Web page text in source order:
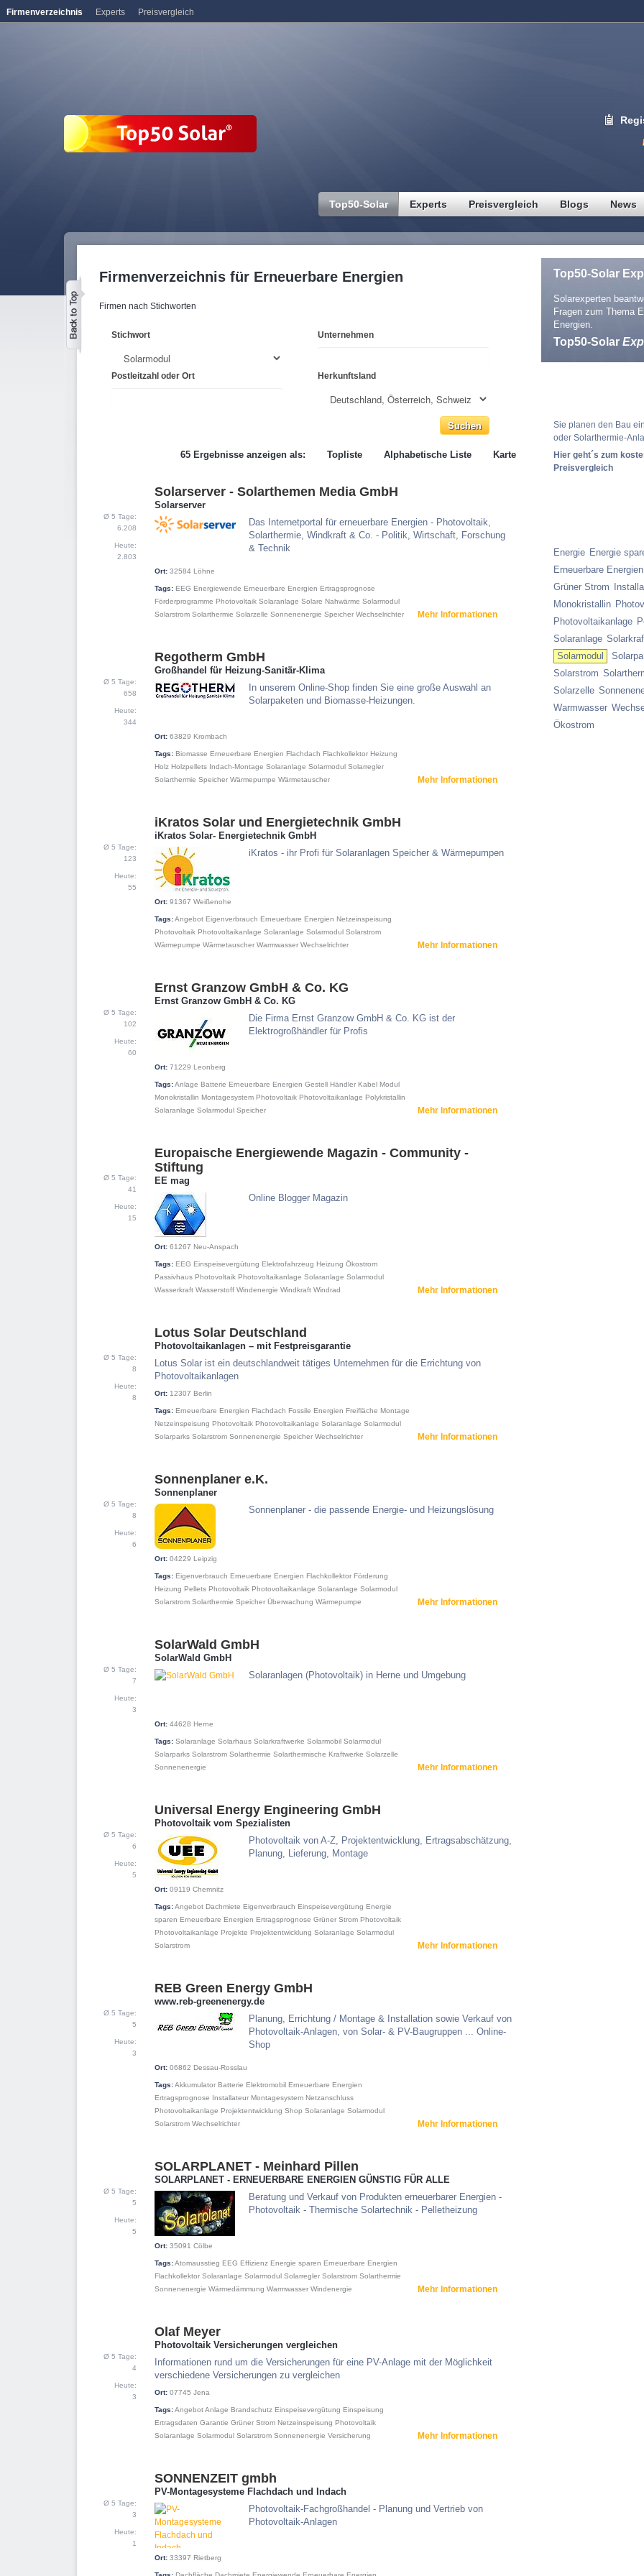
Top50-Solar Experts Preisvergleich Blogs News
Firmenverzeichnis für Erneuerbare Energien
Firmen nach Stichworten
Stichwort Unternehmen
Postleitzahl oder Ort Herkunftsland
65 Ergebnisse anzeigen als: Topliste Alphabetische Liste Karte
Ø 5 Tage:
6.208
Heute:
2.803
Solarserver - Solarthemen Media GmbH
Solarserver
Das Internetportal für erneuerbare Energien - Photovoltaik,
Solarthermie, Windkraft & Co. - Politik, Wirtschaft, Forschung
& Technik
Ort: 32584 Löhne
Tags: EEG Energiewende Erneuerbare Energien Ertragsprognose
Förderprogramme Photovoltaik Solaranlage Solare Nahwärme Solarmodul
Solarstrom Solarthermie Solarzelle Sonnenenergie Speicher Wechselrichter Mehr Informationen
Ø 5 Tage:
658
Heute:
344
Regotherm GmbH
Großhandel für Heizung-Sanitär-Klima
In unserem Online-Shop finden Sie eine große Auswahl an
Solarpaketen und Biomasse-Heizungen.
Ort: 63829 Krombach
Tags: Biomasse Erneuerbare Energien Flachdach Flachkollektor Heizung
Holz Holzpellets Indach-Montage Solaranlage Solarmodul Solarregler
Solarthermie Speicher Wärmepumpe Wärmetauscher Mehr Informationen
Ø 5 Tage:
123
Heute:
55
iKratos Solar und Energietechnik GmbH
iKratos Solar- Energietechnik GmbH
iKratos - ihr Profi für Solaranlagen Speicher & Wärmepumpen
Ort: 91367 Weißenohe
Tags:Angebot Eigenverbrauch Erneuerbare Energien Netzeinspeisung
Photovoltaik Photovoltaikanlage Solaranlage Solarmodul Solarstrom
Wärmepumpe Wärmetauscher Warmwasser Wechselrichter Mehr Informationen
Ø 5 Tage:
102
Heute:
60
Ernst Granzow GmbH & Co. KG
Ernst Granzow GmbH & Co. KG
Die Firma Ernst Granzow GmbH & Co. KG ist der
Elektrogroßhändler für Profis
Ort: 71229 Leonberg
Tags:Anlage Batterie Erneuerbare Energien Gestell Händler Kabel Modul
Monokristallin Montagesystem Photovoltaik Photovoltaikanlage Polykristallin
Solaranlage Solarmodul Speicher Mehr Informationen
Ø 5 Tage:
41
Heute:
15
Europaische Energiewende Magazin - Community -
Stiftung
EE mag
Online Blogger Magazin
Ort: 61267 Neu-Anspach
Tags: EEG Einspeisevergütung Elektrofahrzeug Heizung Ökostrom
Passivhaus Photovoltaik Photovoltaikanlage Solaranlage Solarmodul
Wasserkraft Wasserstoff Windenergie Windkraft Windrad Mehr Informationen
Ø 5 Tage:
8
Heute:
8
Lotus Solar Deutschland
Photovoltaikanlagen – mit Festpreisgarantie
Lotus Solar ist ein deutschlandweit tätiges Unternehmen für die Errichtung von
Photovoltaikanlagen
Ort: 12307 Berlin
Tags: Erneuerbare Energien Flachdach Fossile Energien Freifläche Montage
Netzeinspeisung Photovoltaik Photovoltaikanlage Solaranlage Solarmodul
Solarparks Solarstrom Sonnenenergie Speicher Wechselrichter Mehr Informationen
Ø 5 Tage:
8
Heute:
6
Sonnenplaner e.K.
Sonnenplaner
Sonnenplaner - die passende Energie- und Heizungslösung
Ort: 04229 Leipzig
Tags: Eigenverbrauch Erneuerbare Energien Flachkollektor Förderung
Heizung Pellets Photovoltaik Photovoltaikanlage Solaranlage Solarmodul
Solarstrom Solarthermie Speicher Überwachung Wärmepumpe Mehr Informationen
Ø 5 Tage:
7
Heute:
3
SolarWald GmbH
SolarWald GmbH
Solaranlagen (Photovoltaik) in Herne und Umgebung
Ort: 44628 Herne
Tags: Solaranlage Solarhaus Solarkraftwerke Solarmobil Solarmodul
Solarparks Solarstrom Solarthermie Solarthermische Kraftwerke Solarzelle
Sonnenenergie
Mehr Informationen
Ø 5 Tage:
6
Heute:
5
Universal Energy Engineering GmbH
Photovoltaik vom Spezialisten
Photovoltaik von A-Z, Projektentwicklung, Ertragsabschätzung,
Planung, Lieferung, Montage
Ort: 09119 Chemnitz
Tags:Angebot Dachmiete Eigenverbrauch Einspeisevergütung Energie
sparen Erneuerbare Energien Ertragsprognose Grüner Strom Photovoltaik
Photovoltaikanlage Projekte Projektentwicklung Solaranlage Solarmodul
Solarstrom
Mehr Informationen
Ø 5 Tage:
5
Heute:
3
REB Green Energy GmbH
www.reb-greenenergy.de
Planung, Errichtung / Montage & Installation sowie Verkauf von
Photovoltaik-Anlagen, von Solar- & PV-Baugruppen ... Online-
Shop
Ort: 06862 Dessau-Rosslau
Tags:Akkumulator Batterie Elektromobil Erneuerbare Energien
Ertragsprognose Installateur Montagesystem Netzanschluss
Photovoltaikanlage Projektentwicklung Shop Solaranlage Solarmodul
Solarstrom Wechselrichter Mehr Informationen
Ø 5 Tage:
5
Heute:
5
SOLARPLANET - Meinhard Pillen
SOLARPLANET - ERNEUERBARE ENERGIEN GÜNSTIG FÜR ALLE
Beratung und Verkauf von Produkten erneuerbarer Energien -
Photovoltaik - Thermische Solartechnik - Pelletheizung
Ort: 35091 Cölbe
Tags:Atomausstieg EEG Effizienz Energie sparen Erneuerbare Energien
Flachkollektor Solaranlage Solarmodul Solarregler Solarstrom Solarthermie
Sonnenenergie Wärmedämmung Warmwasser Windenergie Mehr Informationen
Ø 5 Tage:
4
Heute:
3
Olaf Meyer
Photovoltaik Versicherungen vergleichen
Informationen rund um die Versicherungen für eine PV-Anlage mit der Möglichkeit
verschiedene Versicherungen zu vergleichen
Ort: 07745 Jena
Tags:AngebotAnlage Brandschutz Einspeisevergütung Einspeisung
Ertragsdaten Garantie Grüner Strom Netzeinspeisung Photovoltaik
Solaranlage Solarmodul Solarstrom Sonnenenergie Versicherung Mehr Informationen
Ø 5 Tage:
3
Heute:
1
SONNENZEIT gmbh
PV-Montagesysteme Flachdach und Indach
Photovoltaik-Fachgroßhandel - Planung und Vertrieb von
Photovoltaik-Anlagen
Ort: 33397 Rietberg
Top50-Solar
Solarexperten
Fragen zum Thema
Energien.
Top50-Solar
Sie planen den Bau
oder Solarthermie-
Hier geht´s zum
Preisvergleich
Energie Energie
Erneuerbare Energien
Grüner Strom
Monokristallin
Photovoltaikanlage
Solaranlage
Solarmodul
Solarstrom
Solarzelle
Warmwasser
Ökostrom
Firmenverzeichnis Experts Preisvergleich